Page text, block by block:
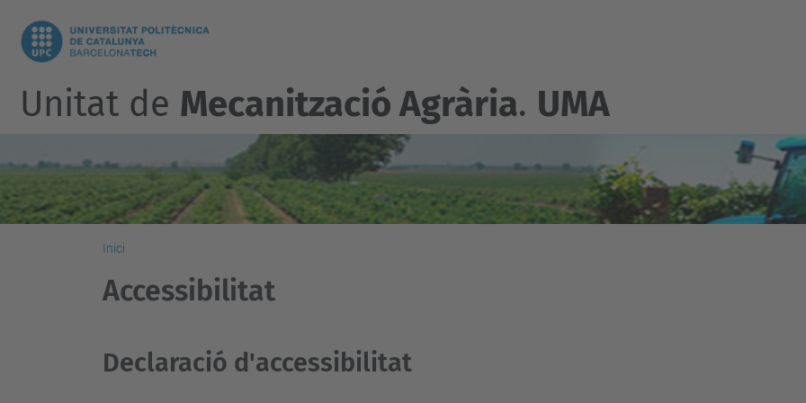
Unitat de Mecanització Agrària. UMA
Inici
Accessibilitat
Declaració d'accessibilitat